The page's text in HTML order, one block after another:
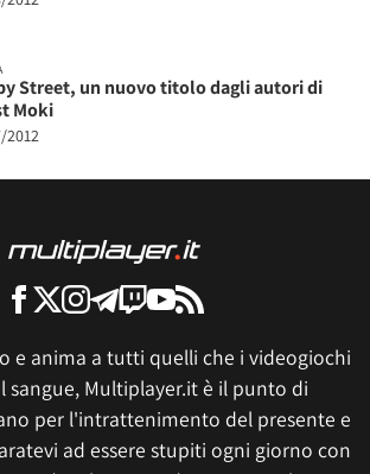
Street, un nuovo titolo dagli autori di
Moki
2012
e anima a tutti quelli che i videogiochi
sangue, Multiplayer.it è il punto di
per l'intrattenimento del presente e
ad essere stupiti ogni giorno con